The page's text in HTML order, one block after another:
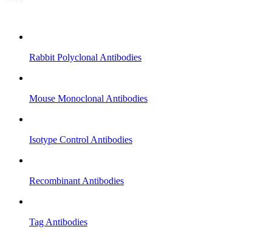
Rabbit Polyclonal Antibodies
Mouse Monoclonal Antibodies
Isotype Control Antibodies
Recombinant Antibodies
Tag Antibodies